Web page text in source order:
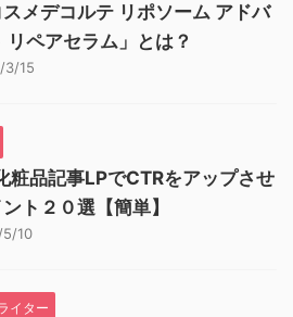
メデコルテ リポソーム アドバ
リペアセラム」とは？
3/15
粧品記事LPでCTRをアップさせ
ト２０選【簡単】
10
イター